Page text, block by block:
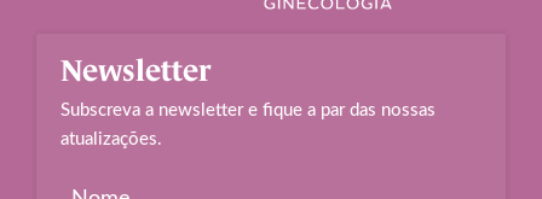
Newsletter
Subscreva a newsletter e fique a par das nossas
atualizações.